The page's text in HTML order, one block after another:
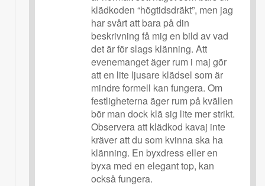
klädkoden “högtidsdräkt”, men jag
har svårt att bara på din
beskrivning få mig en bild av vad
det är för slags klänning. Att
evenemanget äger rum i maj gör
att en lite ljusare klädsel som är
mindre formell kan fungera. Om
festligheterna äger rum på kvällen
bör man dock klä sig lite mer strikt.
Observera att klädkod kavaj inte
kräver att du som kvinna ska ha
klänning. En byxdress eller en
byxa med en elegant top, kan
också fungera.